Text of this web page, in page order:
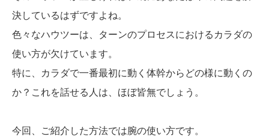
決しているはずですよね。
色々なハウツーは、ターンのプロセスにおけるカラダの
使い方が欠けています。
特に、カラダで一番最初に動く体幹からどの様に動くの
か？これを話せる人は、ほぼ皆無でしょう。
今回、ご紹介した方法では腕の使い方です。